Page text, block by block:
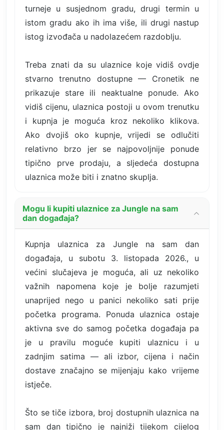
turneje u susjednom gradu, drugi termin u
istom gradu ako ih ima više, ili drugi nastup
istog izvođača u nadolazećem razdoblju.
Treba znati da su ulaznice koje vidiš ovdje
stvarno trenutno dostupne — Cronetik ne
prikazuje stare ili neaktualne ponude. Ako
vidiš cijenu, ulaznica postoji u ovom trenutku
i kupnja je moguća kroz nekoliko klikova.
Ako dvojiš oko kupnje, vrijedi se odlučiti
relativno brzo jer se najpovoljnije ponude
tipično prve prodaju, a sljedeća dostupna
ulaznica može biti i znatno skuplja.
Mogu li kupiti ulaznice za Jungle na sam
dan događaja?
Kupnja ulaznica za Jungle na sam dan
događaja, u subotu 3. listopada 2026., u
većini slučajeva je moguća, ali uz nekoliko
važnih napomena koje je bolje razumjeti
unaprijed nego u panici nekoliko sati prije
početka programa. Ponuda ulaznica ostaje
aktivna sve do samog početka događaja pa
je u pravilu moguće kupiti ulaznicu i u
zadnjim satima — ali izbor, cijena i način
dostave značajno se mijenjaju kako vrijeme
istječe.
Što se tiče izbora, broj dostupnih ulaznica na
sam dan tipično je najniži tijekom cijelog